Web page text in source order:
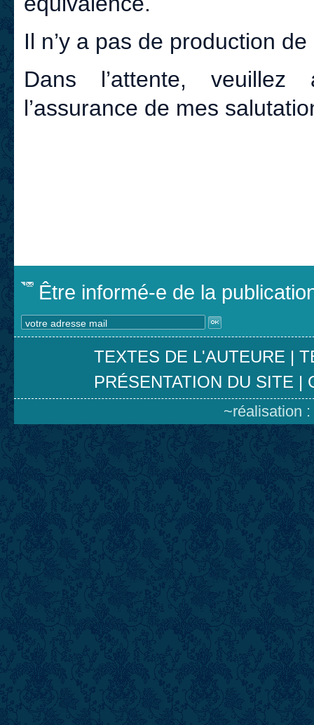
Il n’y a pas de production
Dans l’attente, veuillez
l’assurance de mes
Être informé-e de la
TEXTES DE L'AUTEURE |
PRÉSENTATION DU SITE |
~réalisation